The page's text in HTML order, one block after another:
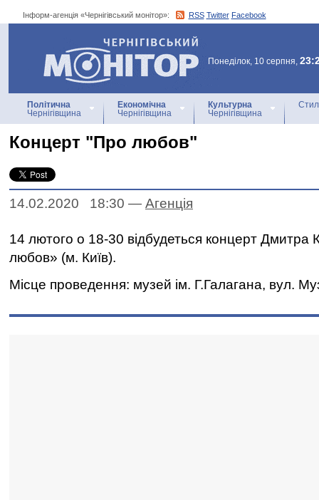
Інформ-агенція «Чернігівський монітор»: RSS Twitter Facebook
Інформ-агенція
«Чернігівський монітор»
Понеділок, 10 серпня,
Політична
Чернігівщина
Економічна
Чернігівщина
Культурна
Чернігівщина
Концерт "Про любов"
14.02.2020 18:30 — Агенцiя
14 лютого о 18-30 відбудеться концерт Дмитра
любов» (м. Київ).
Місце проведення: музей ім. Г.Галагана, вул.